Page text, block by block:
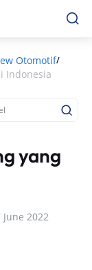
Otomotif/
Indonesia
yang
June 2022